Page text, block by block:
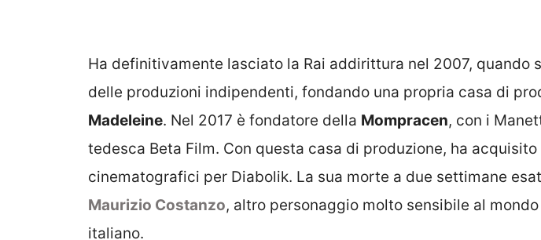
Ha definitivamente lasciato la Rai addirittura nel 2007, quando
delle produzioni indipendenti, fondando una propria casa di
Madeleine. Nel 2017 è fondatore della Mompracen, con i
tedesca Beta Film. Con questa casa di produzione, ha
cinematografici per Diabolik. La sua morte a due settimane
Maurizio Costanzo, altro personaggio molto sensibile al
italiano.